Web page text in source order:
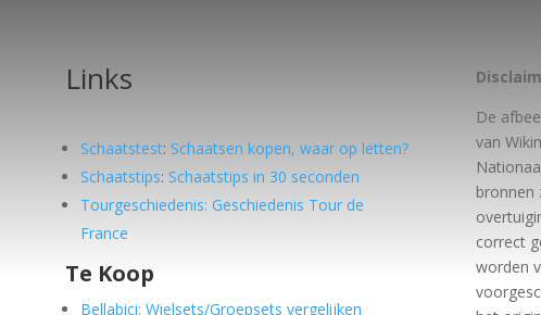
Links
Schaatstest: Schaatsen kopen, waar op letten?
Schaatstips: Schaatstips in 30 seconden
Tourgeschiedenis: Geschiedenis Tour de
France
Te Koop
Bellabici: Wielsets/Groepsets vergelijken
De
van
bronnen
correct
worden